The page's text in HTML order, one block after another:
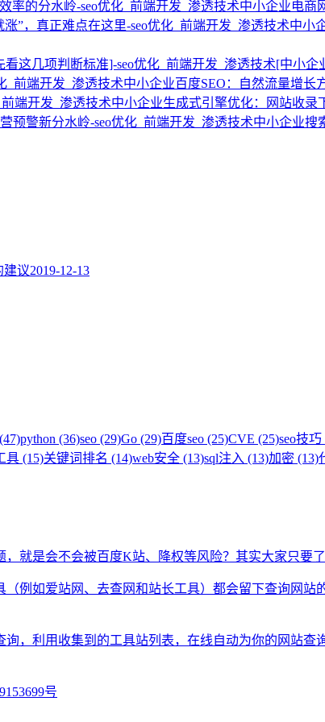
中小企业电商
中小
[中小企
中小企业百度SEO：自然流量增长
中小企业生成式引擎优化：网站收录
中小企业搜
建议2019-12-13
python (36)seo (29)Go (29)百度seo (25)CVE (25)seo技巧
具 (15)关键词排名 (14)web安全 (13)sql注入 (13)加密 (13)
就是会不会被百度K站、降权等风险？其实大家只要
例如爱站网、去查网和站长工具）都会留下查询网
，利用收集到的工具站列表，在线自动为你的网站
号